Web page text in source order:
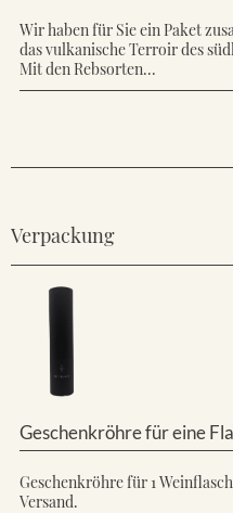
Wir haben für Sie ein Paket
das vulkanische Terroir des
Mit den Rebsorten...
Verpackung
Geschenkröhre für eine
Geschenkröhre für 1
Versand.